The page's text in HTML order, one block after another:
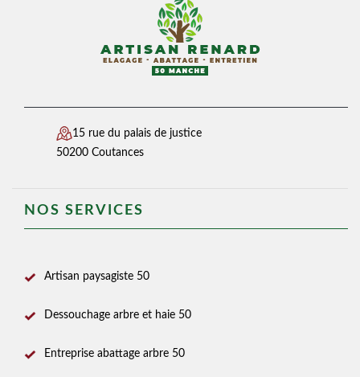
15 rue du palais de justice
50200 Coutances
NOS SERVICES
Artisan paysagiste 50
Dessouchage arbre et haie 50
Entreprise abattage arbre 50